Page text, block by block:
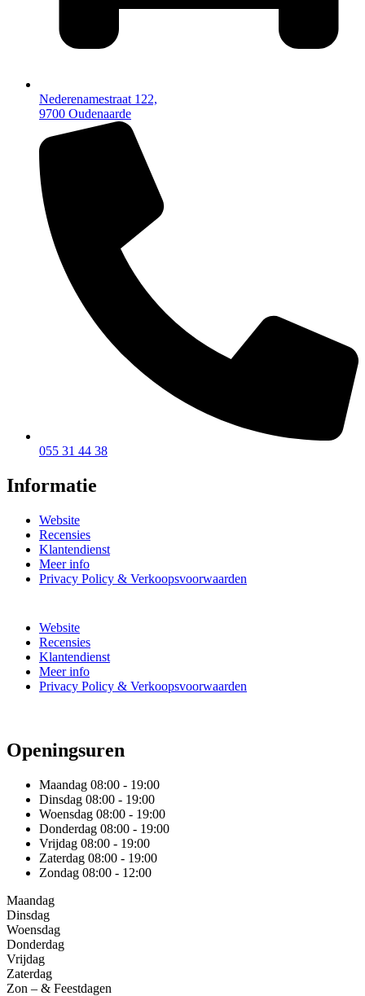
Nederenamestraat 122,
9700 Oudenaarde
055 31 44 38
Informatie
Website
Recensies
Klantendienst
Meer info
Privacy Policy & Verkoopsvoorwaarden
Website
Recensies
Klantendienst
Meer info
Privacy Policy & Verkoopsvoorwaarden
Openingsuren
Maandag 08:00 - 19:00
Dinsdag 08:00 - 19:00
Woensdag 08:00 - 19:00
Donderdag 08:00 - 19:00
Vrijdag 08:00 - 19:00
Zaterdag 08:00 - 19:00
Zondag 08:00 - 12:00
Maandag
Dinsdag
Woensdag
Donderdag
Vrijdag
Zaterdag
Zon – & Feestdagen